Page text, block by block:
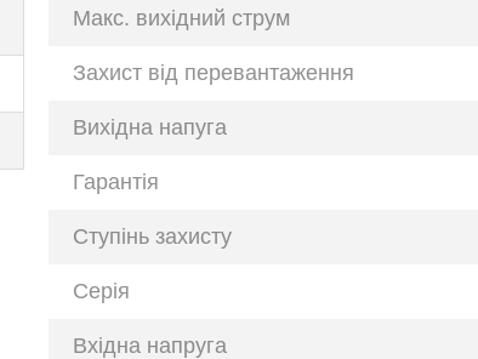
Макс. вихідний струм
Захист від перевантаження
Вихідна напуга
Гарантія
Ступінь захисту
Серія
Вхідна напруга